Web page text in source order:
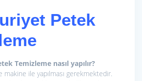
Petek
Temizleme nasıl yapılır?
ile yapılması gerekmektedir.